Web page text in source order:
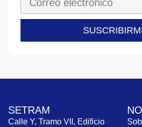
SETRAM
Calle Y, Tramo VII, Edificio